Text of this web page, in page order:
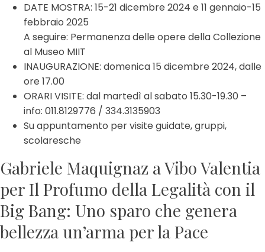
DATE MOSTRA: 15-21 dicembre 2024 e 11 gennaio-15
febbraio 2025
A seguire: Permanenza delle opere della Collezione
al Museo MIIT
INAUGURAZIONE: domenica 15 dicembre 2024, dalle
ore 17.00
ORARI VISITE: dal martedì al sabato 15.30-19.30 –
info: 011.8129776 / 334.3135903
Su appuntamento per visite guidate, gruppi,
scolaresche
Gabriele Maquignaz a Vibo Valentia
per Il Profumo della Legalità con il
Big Bang: Uno sparo che genera
bellezza un’arma per la Pace